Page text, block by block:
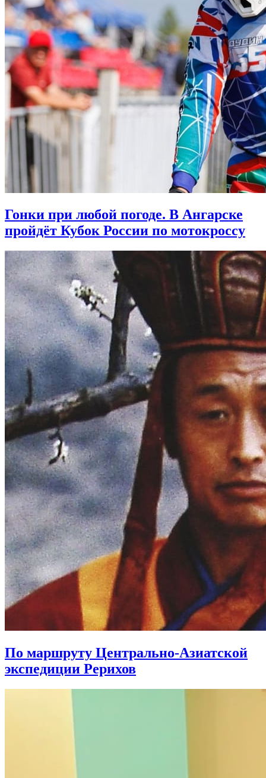
Гонки при любой погоде. В Ангарске
пройдёт Кубок России по мотокроссу
По маршруту Центрально-Азиатской
экспедиции Рерихов